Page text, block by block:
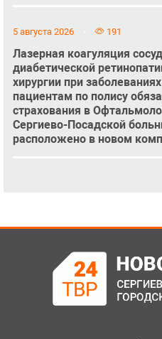
5 августа 2026 191
Лазерная коагуляция
диабетической
хирургии при
пациентам по полису
страхования в
Сергиево-Посадской
расположено в новом